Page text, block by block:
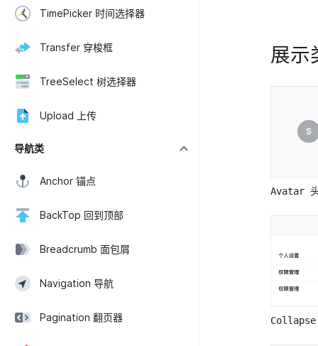
TimePicker 时间选择器
Transfer 穿梭框
TreeSelect 树选择器
Upload 上传
导航类
Anchor 锚点
BackTop 回到顶部
Breadcrumb 面包屑
Navigation 导航
Pagination 翻页器
展示
Avatar
Collapse